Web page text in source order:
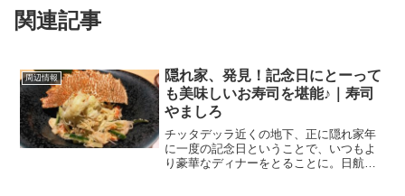
新川崎・鹿島田エリア
が住んでいる川崎市が政令指定都市に制
定されたのは、1972年の4月1日なんだそ
うです。このときに川崎区、幸区、中原
区、高津区、多摩区の5区が誕生しまし
た。10年後の1982年に高津区から宮前区
を、多摩区か...
食べる（グルメ）
ほぼ完全個室♪ スタッフさんの対
応が良くて料理提供が速い＆丁寧
なお料理｜串治郎 赤羽